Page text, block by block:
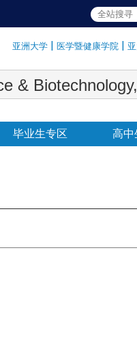
亚洲大学 | 医学暨健康学院 |
&
毕业生专区 高中